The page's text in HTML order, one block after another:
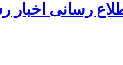
رسانی